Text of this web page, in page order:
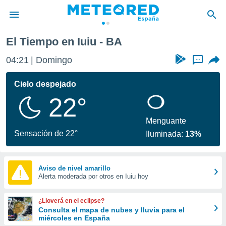
de
por
se
calidad.
a este
las
y
forma
digital
basada
El Tiempo en Iuiu - BA
04:21 Domingo ...
Cielo despejado
22°
Sensación de 22°
Menguante
Iluminada: 13%
Aviso de nivel amarillo
Alerta moderada por otros en Iuiu hoy
¿Lloverá en el eclipse?
Consulta el mapa de nubes y lluvia para el
miércoles en España